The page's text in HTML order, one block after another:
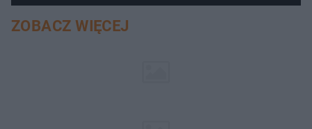
ZOBACZ WIĘCEJ